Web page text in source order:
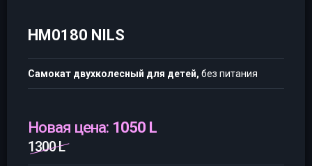
HM0180 NILS
Самокат двухколесный для детей, без питания
Новая цена: 1050 L
1300 L